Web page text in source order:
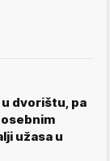
dvorištu, pa
užasa u